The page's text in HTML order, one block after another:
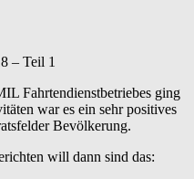
– Teil 1
Fahrtendienstbetriebes ging
war es ein sehr positives
Bevölkerung.
will dann sind das: